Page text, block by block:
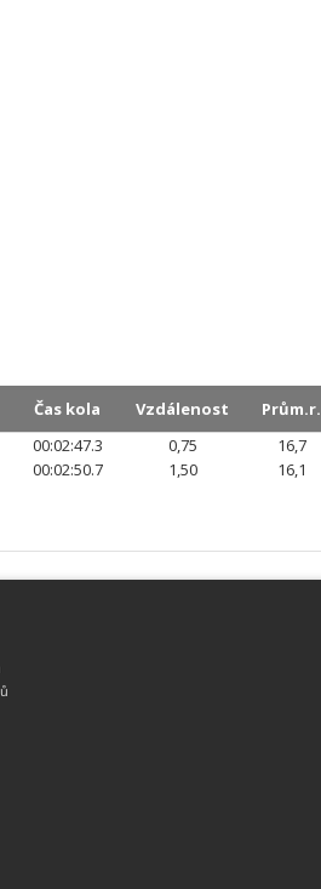
Čas kola Vzdálenost
Prům.r.
00:02:47.3 0,75
16,7
00:02:50.7 1,50 16,1
zakázku. Lze online publikovat výsledky